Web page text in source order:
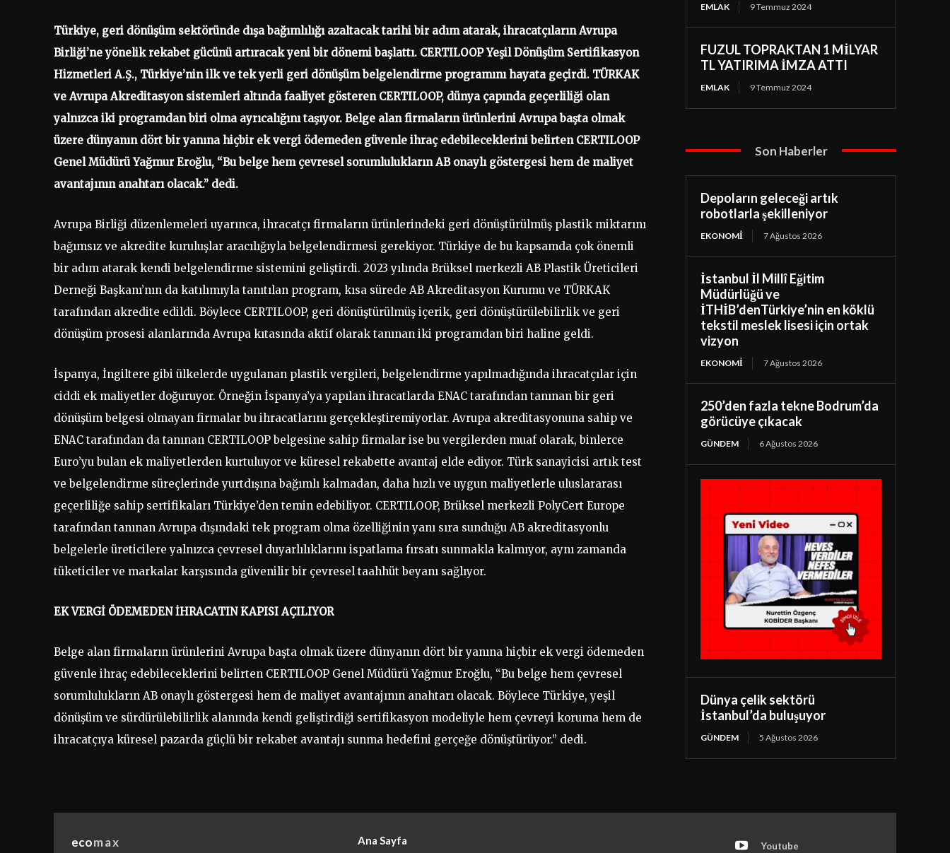
Türkiye, geri dönüşüm sektöründe dışa bağımlılığı azaltacak tarihi bir adım atarak, ihracatçıların Avrupa
Birliği’ne yönelik rekabet gücünü artıracak yeni bir dönemi başlattı. CERTILOOP Yeşil Dönüşüm Sertifikasyon
Hizmetleri A.Ş., Türkiye’nin ilk ve tek yerli geri dönüşüm belgelendirme programını hayata geçirdi. TÜRKAK
ve Avrupa Akreditasyon sistemleri altında faaliyet gösteren CERTILOOP, dünya çapında geçerliliği olan
yalnızca iki programdan biri olma ayrıcalığını taşıyor. Belge alan firmaların ürünlerini Avrupa başta olmak
üzere dünyanın dört bir yanına hiçbir ek vergi ödemeden güvenle ihraç edebileceklerini belirten CERTILOOP
Genel Müdürü Yağmur Eroğlu, “Bu belge hem çevresel sorumlulukların AB onaylı göstergesi hem de maliyet
avantajının anahtarı olacak.” dedi.
Avrupa Birliği düzenlemeleri uyarınca, ihracatçı firmaların ürünlerindeki geri dönüştürülmüş plastik miktarını
bağımsız ve akredite kuruluşlar aracılığıyla belgelendirmesi gerekiyor. Türkiye de bu kapsamda çok önemli
bir adım atarak kendi belgelendirme sistemini geliştirdi. 2023 yılında Brüksel merkezli AB Plastik Üreticileri
Derneği Başkanı’nın da katılımıyla tanıtılan program, kısa sürede AB Akreditasyon Kurumu ve TÜRKAK
tarafından akredite edildi. Böylece CERTILOOP, geri dönüştürülmüş içerik, geri dönüştürülebilirlik ve geri
dönüşüm prosesi alanlarında Avrupa kıtasında aktif olarak tanınan iki programdan biri haline geldi.
İspanya, İngiltere gibi ülkelerde uygulanan plastik vergileri, belgelendirme yapılmadığında ihracatçılar için
ciddi ek maliyetler doğuruyor. Örneğin İspanya’ya yapılan ihracatlarda ENAC tarafından tanınan bir geri
dönüşüm belgesi olmayan firmalar bu ihracatlarını gerçekleştiremiyorlar. Avrupa akreditasyonuna sahip ve
ENAC tarafından da tanınan CERTILOOP belgesine sahip firmalar ise bu vergilerden muaf olarak, binlerce
Euro’yu bulan ek maliyetlerden kurtuluyor ve küresel rekabette avantaj elde ediyor. Türk sanayicisi artık test
ve belgelendirme süreçlerinde yurtdışına bağımlı kalmadan, daha hızlı ve uygun maliyetlerle uluslararası
geçerliliğe sahip sertifikaları Türkiye’den temin edebiliyor. CERTILOOP, Brüksel merkezli PolyCert Europe
tarafından tanınan Avrupa dışındaki tek program olma özelliğinin yanı sıra sunduğu AB akreditasyonlu
belgelerle üreticilere yalnızca çevresel duyarlılıklarını ispatlama fırsatı sunmakla kalmıyor, aynı zamanda
tüketiciler ve markalar karşısında güvenilir bir çevresel taahhüt beyanı sağlıyor.
EK VERGİ ÖDEMEDEN İHRACATIN KAPISI AÇILIYOR
Belge alan firmaların ürünlerini Avrupa başta olmak üzere dünyanın dört bir yanına hiçbir ek vergi ödemeden
güvenle ihraç edebileceklerini belirten CERTILOOP Genel Müdürü Yağmur Eroğlu, “Bu belge hem çevresel
sorumlulukların AB onaylı göstergesi hem de maliyet avantajının anahtarı olacak. Böylece Türkiye, yeşil
dönüşüm ve sürdürülebilirlik alanında kendi geliştirdiği sertifikasyon modeliyle hem çevreyi koruma hem de
ihracatçıya küresel pazarda güçlü bir rekabet avantajı sunma hedefini gerçeğe dönüştürüyor.” dedi.
EMLAK 9 Temmuz 2024
FUZUL TOPRAKTAN 1 MİLYAR
TL YATIRIMA İMZA ATTI
EMLAK 9 Temmuz 2024
Son Haberler
Depoların geleceği artık
robotlarla şekilleniyor
EKONOMI 7 Ağustos 2026
İstanbul İl Millî Eğitim
Müdürlüğü ve
İTHİB’denTürkiye’nin en köklü
tekstil meslek lisesi için ortak
vizyon
EKONOMI 7 Ağustos 2026
250’den fazla tekne Bodrum’da
görücüye çıkacak
GÜNDEM 6 Ağustos 2026
Dünya çelik sektörü
İstanbul’da buluşuyor
GÜNDEM 5 Ağustos 2026
ecomax Ana Sayfa Youtube